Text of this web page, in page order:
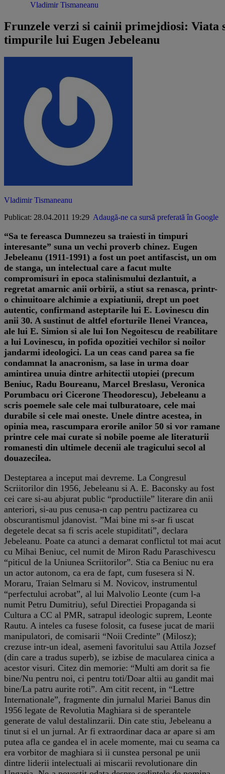
Vladimir Tismaneanu
Frunzele verzi si cainii primejdiosi: Viata
timpurile lui Eugen Jebeleanu
Vladimir Tismaneanu
Publicat: 28.04.2011 19:29 Adaugă-ne ca sursă preferată în Google
“Sa te fereasca Dumnezeu sa traiesti in timpuri
interesante” suna un vechi proverb chinez. Eugen
Jebeleanu (1911-1991) a fost un poet antifascist, un om
de stanga, un intelectual care a facut multe
compromisuri in epoca stalinismului dezlantuit, a
regretat amarnic anii orbirii, a stiut sa renasca, printr-
o chinuitoare alchimie a expiatiunii, drept un poet
autentic, confirmand asteptarile lui E. Lovinescu din
anii 30. A sustinut de altfel eforturile Ilenei Vrancea,
ale lui E. Simion si ale lui Ion Negoitescu de reabilitare
a lui Lovinescu, in pofida opozitiei vechilor si noilor
jandarmi ideologici. La un ceas cand parea sa fie
condamnat la anacronism, sa lase in urma doar
amintirea unuia dintre arhitectii utopiei (precum
Beniuc, Radu Boureanu, Marcel Breslasu, Veronica
Porumbacu ori Cicerone Theodorescu), Jebeleanu a
scris poemele sale cele mai tulburatoare, cele mai
durabile si cele mai oneste. Unele dintre acestea, in
opinia mea, rascumpara erorile anilor 50 si vor ramane
printre cele mai curate si nobile poeme ale literaturii
romanesti din ultimele decenii ale tragicului secol al
douazecilea.
Desteptarea a inceput mai devreme. La Congresul
Scriitorilor din 1956, Jebeleanu si A. E. Baconsky au fost
cei care si-au abjurat public “productiile” literare din anii
anteriori, si-au pus cenusa-n cap pentru pactizarea cu
obscurantismul jdanovist. ”Mai bine mi s-ar fi uscat
degetele decat sa fi scris acele stupiditati”, declara
Jebeleanu. Poate ca atunci a demarat conflictul tot mai acut
cu Mihai Beniuc, cel numit de Miron Radu Paraschivescu
“piticul de la Uniunea Scriitorilor”. Stia ca Beniuc nu era
un actor autonom, ca era de fapt, cum fusesera si N.
Moraru, Traian Selmaru si M. Novicov, instrumentul
“perfectului acrobat”, al lui Malvolio Leonte (cum l-a
numit Petru Dumitriu), seful Directiei Propaganda si
Cultura a CC al PMR, satrapul ideologic suprem, Leonte
Rautu. A inteles ca fusese folosit, ca fusese jucat de marii
manipulatori, de comisarii “Noii Credinte” (Milosz);
crezuse intr-un ideal, asemeni favoritului sau Attila Jozsef
(din care a tradus superb), se izbise de macularea cinica a
acestor visuri. Citez din memorie: “Multi am dorit sa fie
bine/Nu pentru noi, ci pentru toti/Doar altii au gandit mai
bine/La patru aurite roti”. Am citit recent, in “Lettre
Internationale”, fragmente din jurnalul Mariei Banus din
1956 legate de Revolutia Maghiara si de sperantele
generate de valul destalinzarii. Din cate stiu, Jebeleanu a
tinut si el un jurnal. Ar fi extraordinar daca ar apare si am
putea afla ce gandea el in acele momente, mai cu seama ca
era vorbitor de maghiara si ii cunstea personal pe unii
dintre liderii intelectuali ai miscarii revolutionare din